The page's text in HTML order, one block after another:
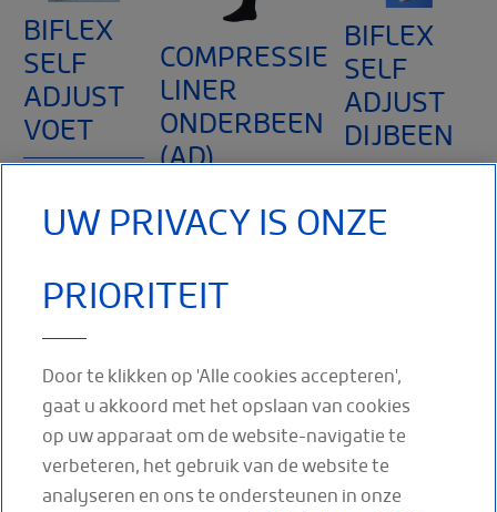
BIFLEX
SELF
ADJUST
VOET
zwachtelen niet
kan, of
in de
reductiefase van
oedeem
MEER
LEZEN
COMPRESSIE
LINER
ONDERBEEN
(AD)
Dit medisch
wordt gedragen onder
BIFLEX
SELF
ADJUST
DIJBEEN
Compresion
van oedeem.
MEER LEZEN
UW PRIVACY IS ONZE
PRIORITEIT
Door te klikken op 'Alle cookies accepteren',
gaat u akkoord met het opslaan van cookies
op uw apparaat om de website-navigatie te
verbeteren, het gebruik van de website te
analyseren en ons te ondersteunen in onze